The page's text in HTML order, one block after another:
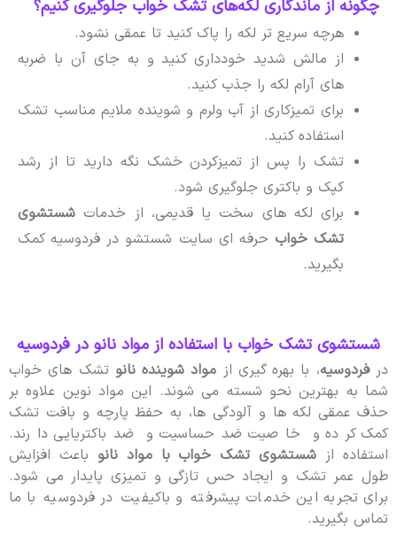
چگونه از ماندگاری لکه‌های تشک خواب جلوگیری کنیم؟
هرچه سریع تر لکه را پاک کنید تا عمقی نشود.
از مالش شدید خودداری کنید و به جای آن با ضربه
های آرام لکه را جذب کنید.
برای تمیزکاری از آب ولرم و شوینده ملایم مناسب تشک
استفاده کنید.
تشک را پس از تمیزکردن خشک نگه دارید تا از رشد
کپک و باکتری جلوگیری شود.
برای لکه های سخت یا قدیمی، از خدمات شستشوی
تشک خوابحرفه ای سایت شستشو در فردوسیه کمک
بگیرید.
شستشوی تشک خواب با استفاده از مواد نانو در فردوسیه
در فردوسیه، با بهره گیری از مواد شوینده نانوتشک های خواب
شما به بهترین نحو شسته می شوند. این مواد نوین علاوه بر
حذف عمقی لکه ها و آلودگی ها، به حفظ پارچه و بافت تشک
کمک کرده و خاصیت ضدحساسیت و ضدباکتریایی دارند.
استفاده از شستشوی تشک خواب با مواد نانوباعث افزایش
طول عمر تشک و ایجاد حس تازگی و تمیزی پایدار می شود.
برای تجربه این خدمات پیشرفته و باکیفیت در فردوسیه با ما
تماس بگیرید.